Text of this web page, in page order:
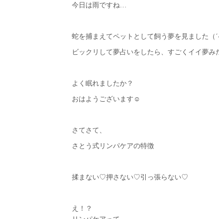
今日は雨ですね…
蛇を捕まえてペットとして飼う夢を見ました（´-
ビックリして夢占いをしたら、すごくイイ夢み
よく眠れましたか？
おはようございます☺︎
さてさて、
さとう式リンパケアの特徴
揉まない♡押さない♡引っ張らない♡
え！？